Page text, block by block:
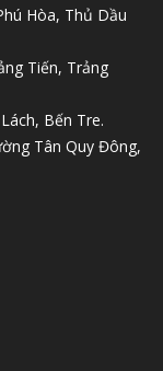
Hòa, Thủ Dầu
Tiến, Trảng
Bến Tre.
Tân Quy Đông,